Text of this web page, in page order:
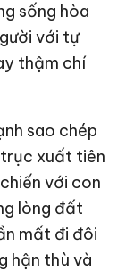
sống hòa
với tự
thậm chí
sao chép
xuất tiên
với con
lòng đất
mất đi đôi
hận thù và